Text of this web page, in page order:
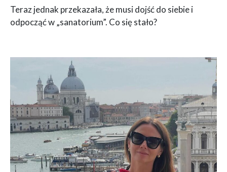
Teraz jednak przekazała, że musi dojść do siebie i
odpocząć w „sanatorium”. Co się stało?